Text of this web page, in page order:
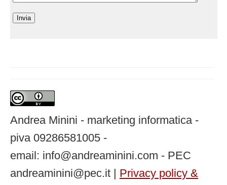
Andrea Minini - marketing informatica -
piva 09286581005 -
email: info@andreaminini.com - PEC
andreaminini@pec.it | Privacy policy &